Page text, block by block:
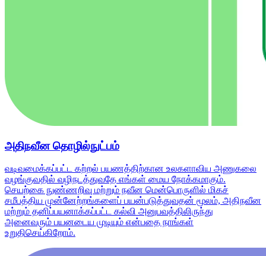
அதிநவீன தொழில்நுட்பம்
வடிவமைக்கப்பட்ட கற்றல் பயணத்திற்கான உலகளாவிய அணுகலை
வழங்குவதில் வழிநடத்துவதே எங்கள் மைய நோக்கமாகும்.
செயற்கை நுண்ணறிவு மற்றும் நவீன மென்பொருளில் மிகச்
சமீபத்திய முன்னேற்றங்களைப் பயன்படுத்துவதன் மூலம், அதிநவீன
மற்றும் தனிப்பயனாக்கப்பட்ட கல்வி அனுபவத்திலிருந்து
அனைவரும் பயனடைய முடியும் என்பதை நாங்கள்
உறுதிசெய்கிறோம்.